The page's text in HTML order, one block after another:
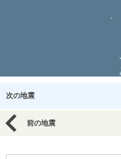
次の地震
前の地震